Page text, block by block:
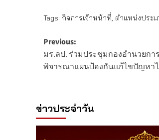
Tags: กิจการเจ้าหน้าที่, ตำแหน่งประเ
Post
navigation
Previous:
มร.ลป. ร่วมประชุมกองอำนวยก
พิจารณาแผนป้องกันแก้ไขปัญหา
ข่าวประจำวัน